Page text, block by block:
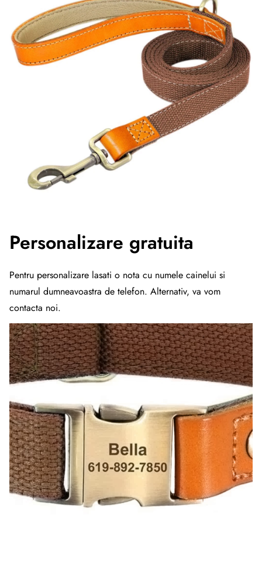
Personalizare gratuita
Pentru personalizare lasati o nota cu numele cainelui si
numarul dumneavoastra de telefon. Alternativ, va vom
contacta noi.